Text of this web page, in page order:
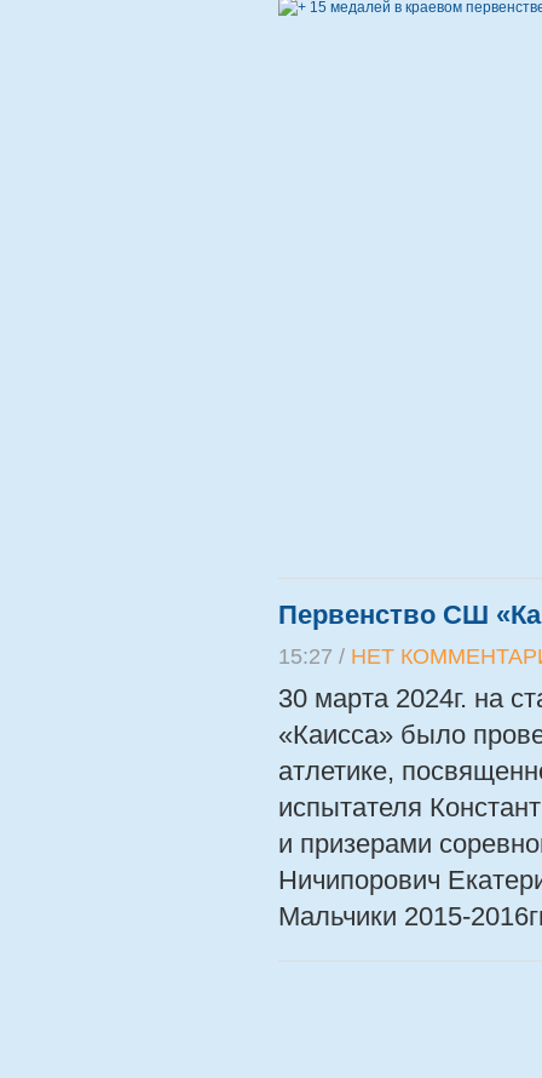
Первенство СШ
15:27 / НЕТ
30 марта 2024г. на
«Каисса» было
атлетике,
испытателя
и призерами
Ничипорович
Мальчики 2015-